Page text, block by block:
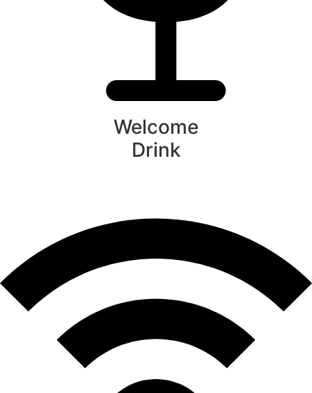
Welcome
Drink